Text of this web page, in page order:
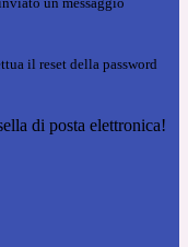
il reset della password
di posta elettronica!